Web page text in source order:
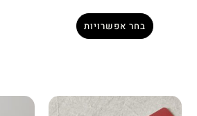
בחר אפשרויות